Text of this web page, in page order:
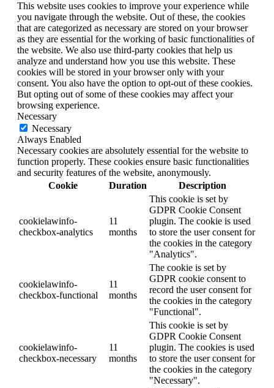
This website uses cookies to improve your experience while
you navigate through the website. Out of these, the cookies
that are categorized as necessary are stored on your browser
as they are essential for the working of basic functionalities of
the website. We also use third-party cookies that help us
analyze and understand how you use this website. These
cookies will be stored in your browser only with your
consent. You also have the option to opt-out of these cookies.
But opting out of some of these cookies may affect your
browsing experience.
Necessary
Necessary
Always Enabled
Necessary cookies are absolutely essential for the website to
function properly. These cookies ensure basic functionalities
and security features of the website, anonymously.
Cookie
Duration Description
cookielawinfo-
checkbox-analytics
11
months
This cookie is set by
GDPR Cookie Consent
plugin. The cookie is used
to store the user consent for
the cookies in the category
"Analytics".
cookielawinfo-
checkbox-functional
11
months
The cookie is set by
GDPR cookie consent to
record the user consent for
the cookies in the category
"Functional".
cookielawinfo-
checkbox-necessary
11
months
This cookie is set by
GDPR Cookie Consent
plugin. The cookies is used
to store the user consent for
the cookies in the category
"Necessary".